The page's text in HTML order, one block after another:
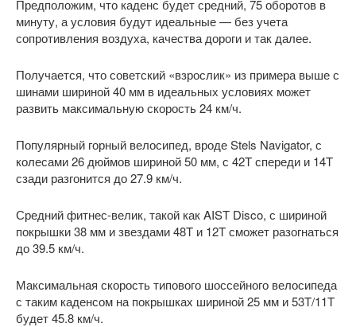
Предположим, что каденс будет средний, 75 оборотов в
минуту, а условия будут идеальные — без учета
сопротивления воздуха, качества дороги и так далее.
Получается, что советский «взрослик» из примера выше с
шинами шириной 40 мм в идеальных условиях может
развить максимальную скорость 24 км/ч.
Популярный горный велосипед, вроде Stels Navigator, с
колесами 26 дюймов шириной 50 мм, с 42T спереди и 14T
сзади разгонится до 27.9 км/ч.
Средний фитнес-велик, такой как AIST Disco, с шириной
покрышки 38 мм и звездами 48T и 12T сможет разогнаться
до 39.5 км/ч.
Максимальная скорость типового шоссейного велосипеда
с таким каденсом на покрышках шириной 25 мм и 53T/11T
будет 45.8 км/ч.